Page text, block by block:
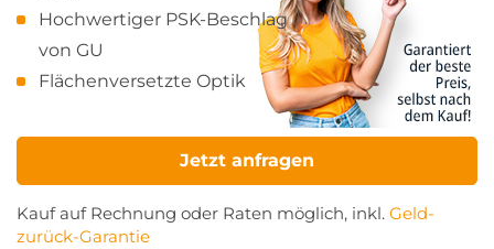
Hochwertiger PSK-Beschlag
von GU
Flächenversetzte Optik
Jetzt anfragen
Kauf auf Rechnung oder Raten möglich, inkl. Geld-
zurück-Garantie